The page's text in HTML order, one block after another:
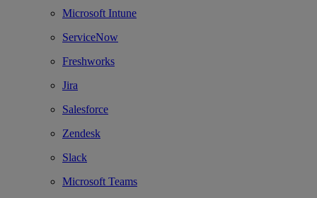
Microsoft Intune
ServiceNow
Freshworks
Jira
Salesforce
Zendesk
Slack
Microsoft Teams